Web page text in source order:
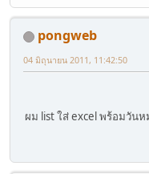
pongweb
04 มิถุนายน 2011, 11:42:50
ผม list ใส่ excel พร้อมวัน